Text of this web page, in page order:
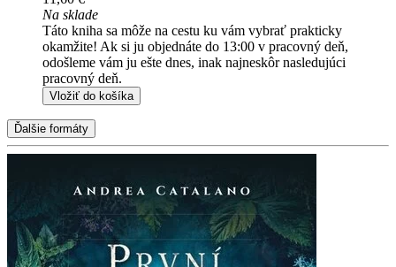
Na sklade
Táto kniha sa môže na cestu ku vám vybrať prakticky
okamžite! Ak si ju objednáte do 13:00 v pracovný deň,
odošleme vám ju ešte dnes, inak najneskôr nasledujúci
pracovný deň.
Vložiť do košíka
Ďalšie formáty